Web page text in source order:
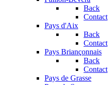
Back
Contact
Pays d'Aix
Back
Contact
Pays Briançonnais
Back
Contact
Pays de Grasse